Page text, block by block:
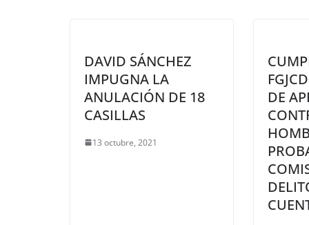
DAVID SÁNCHEZ
IMPUGNA LA
ANULACIÓN DE 18
CASILLAS
13 octubre, 2021
DE